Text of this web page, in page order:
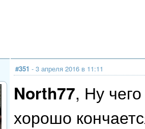
#351 - 3 апреля 2016 в 11:11
North77, Ну
хорошо